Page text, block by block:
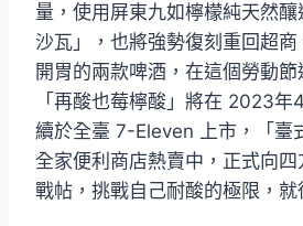
量，使用屏東九如檸檬純天然
沙瓦」，也將強勢復刻重回超
開胃的兩款啤酒，在這個勞動節
「再酸也莓檸酸」將在 2023
續於全臺 7-Eleven 上市，「臺
全家便利商店熱賣中，正式向
戰帖，挑戰自己耐酸的極限，就